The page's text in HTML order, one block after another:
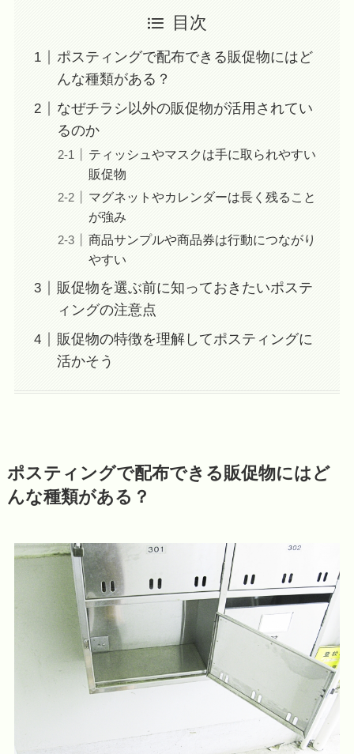
目次
ポスティングで配布できる販促物にはど
んな種類がある？
なぜチラシ以外の販促物が活用されてい
るのか
ティッシュやマスクは手に取られやすい
販促物
マグネットやカレンダーは長く残ること
が強み
商品サンプルや商品券は行動につながり
やすい
販促物を選ぶ前に知っておきたいポステ
ィングの注意点
販促物の特徴を理解してポスティングに
活かそう
ポスティングで配布できる販促物にはど
んな種類がある？